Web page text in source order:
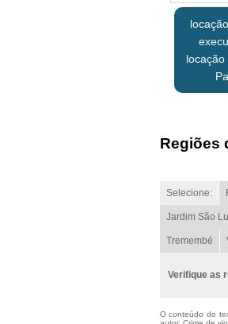
locação
Regiões
Selecione:
Jardim São
Tremembé
Verifique as
O conteúdo do